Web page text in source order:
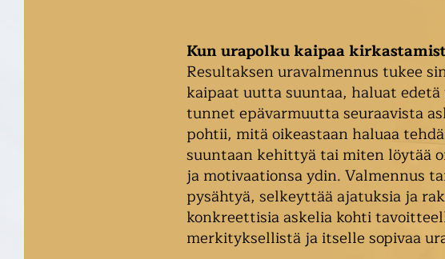
Kun urapolku kaipaa
Resultaksen uravalmennus tukee
kaipaat uutta suuntaa, haluat
tunnet epävarmuutta seuraavista
pohtii, mitä oikeastaan haluaa
suuntaan kehittyä tai miten löytää
ja motivaationsa ydin. Valmennus
pysähtyä, selkeyttää ajatuksia ja
konkreettisia askelia kohti
merkityksellistä ja itselle sopivaa